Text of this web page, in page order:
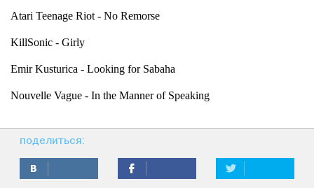
Atari Teenage Riot - No Remorse
KillSonic - Girly
Emir Kusturica - Looking for Sabaha
Nouvelle Vague - In the Manner of Speaking
поделиться: